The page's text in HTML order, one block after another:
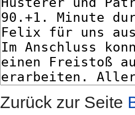
Zurück zur Seite